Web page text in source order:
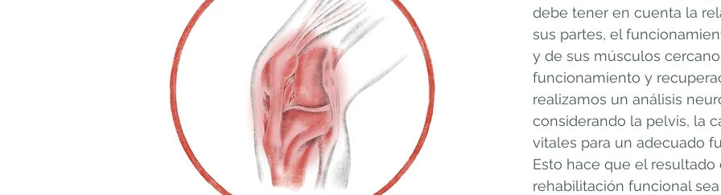
debe tener en cuenta la
sus partes, el
y de sus músculos
funcionamiento y
realizamos un análisis
considerando la pelvis, la
vitales para un adecuado
Esto hace que el
rehabilitación funcional